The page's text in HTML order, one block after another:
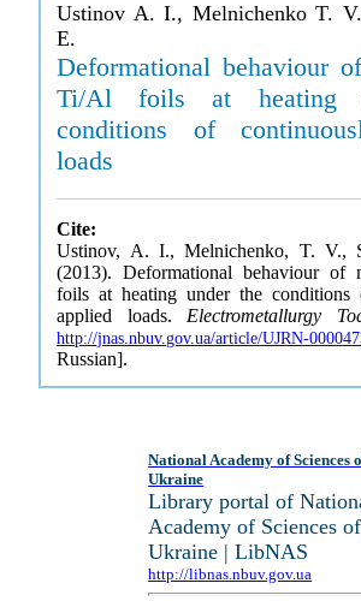
Ustinov A. I., Melnichenko T.
E.
Deformational behaviour
Ti/Al foils at heating
conditions of
loads
Cite:
Ustinov, A. I., Melnichenko, T. V.,
(2013). Deformational behaviour of
foils at heating under the conditions
applied loads. Electrometallurgy
http://jnas.nbuv.gov.ua/article/UJRN-
Russian].
National Academy of Sciences
Ukraine
Library portal of
Academy of Sciences of
Ukraine | LibNAS
http://libnas.nbuv.gov.ua